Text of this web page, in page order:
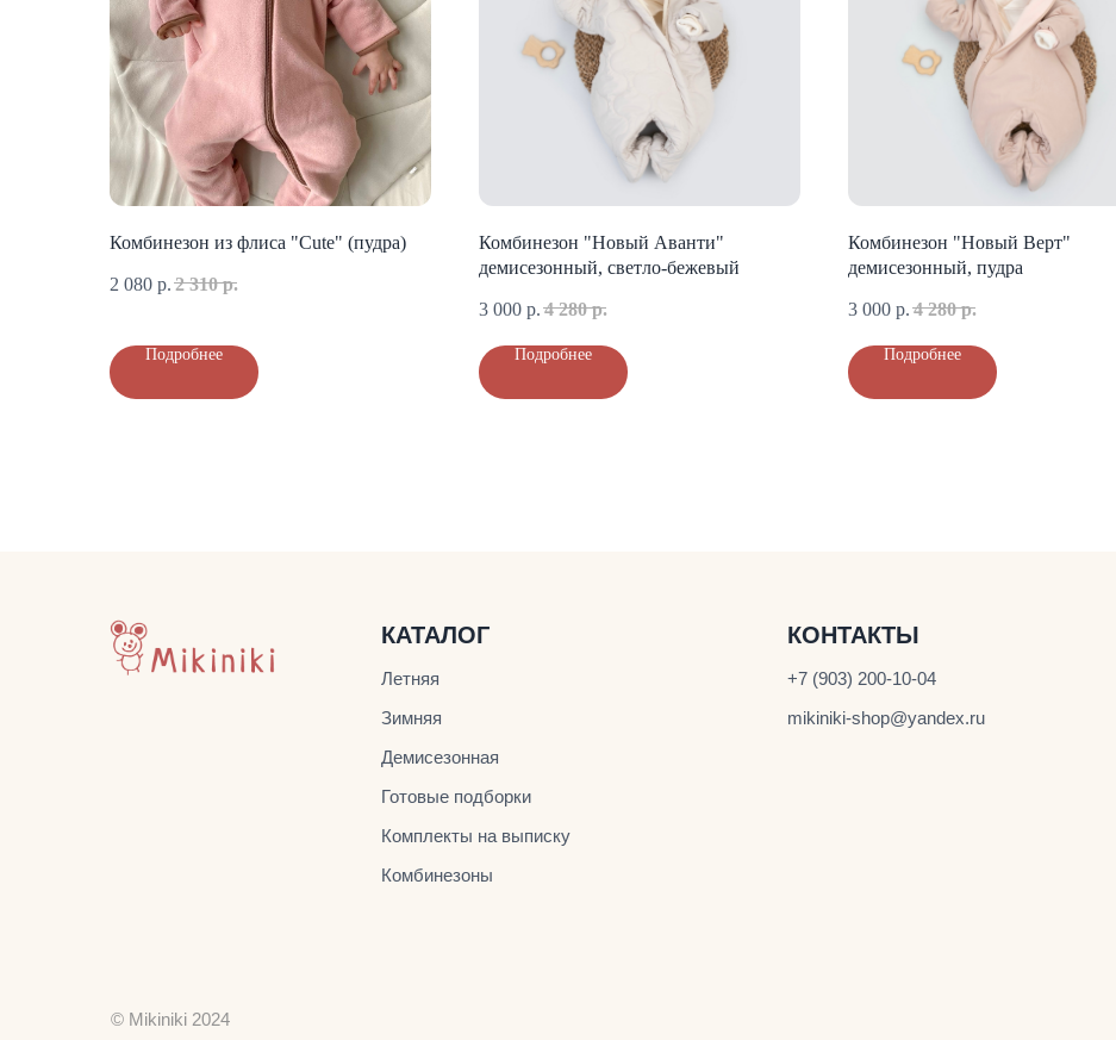
Комбинезон из флиса "Cute" (пудра)
2 080 р. 2 310 р.
Подробнее
Комбинезон "Новый Аванти"
демисезонный, светло-бежевый
3 000 р. 4 280 р.
Подробнее
Комбинезон "Новый Верт"
демисезонный, пудра
3 000 р. 4 280 р.
Подробнее
Летняя
Зимняя
Демисезонная
Готовые подборки
Комплекты на выписку
Комбинезоны
КАТАЛОГ
© Mikiniki 2024
+7 (903) 200-10-04
mikiniki-shop@yandex.ru
КОНТАКТЫ